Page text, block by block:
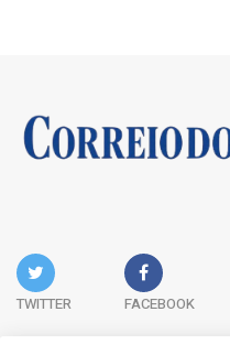
TWITTER FACEBOOK